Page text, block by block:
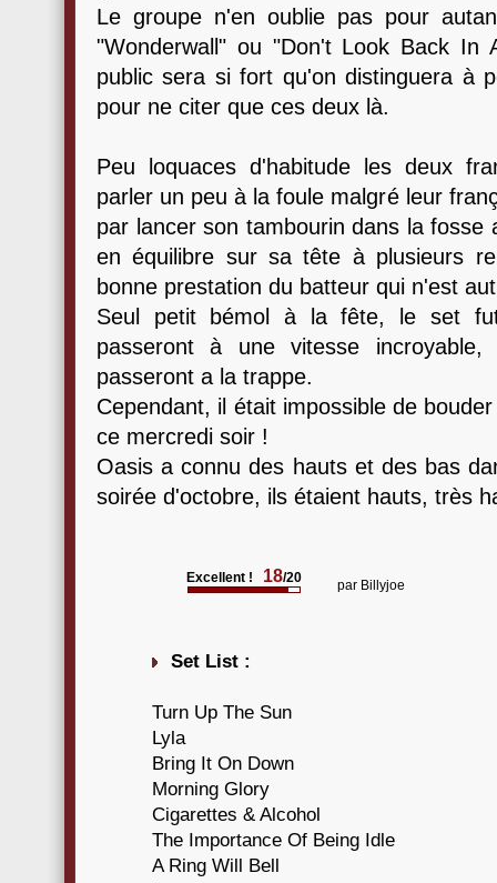
Le groupe n'en oublie pas pour
"Wonderwall" ou "Don't Look Back
public sera si fort qu'on distinguera à
pour ne citer que ces deux là.
Peu loquaces d'habitude les deux
parler un peu à la foule malgré leur
par lancer son tambourin dans la
en équilibre sur sa tête à plusieurs
bonne prestation du batteur qui n'est
Seul petit bémol à la fête, le set
passeront à une vitesse
passeront a la trappe.
Cependant, il était impossible de
ce mercredi soir !
Oasis a connu des hauts et des bas
soirée d'octobre, ils étaient hauts, très
Excellent ! 18/20 par Billyjoe
Set List :
Turn Up The Sun
Lyla
Bring It On Down
Morning Glory
Cigarettes & Alcohol
The Importance Of Being Idle
A Ring Will Bell